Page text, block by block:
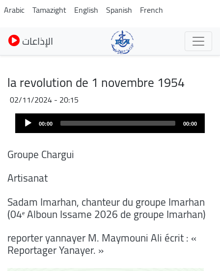
Skip
to
main
content
Arabic Tamazight English Spanish French
الإذاعات
la revolution de 1 novembre 1954
02/11/2024 - 20:15
Audio
Player 00:00 00:00
Groupe Chargui
Artisanat
Sadam Imarhan, chanteur du groupe Imarhan
(04ᵉ Alboun Issame 2026 de groupe Imarhan)
reporter yannayer M. Maymouni Ali écrit : «
Reportager Yanayer. »